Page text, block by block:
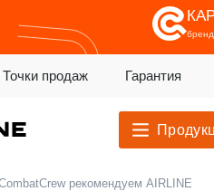
Точки продаж Гарантия
рекомендуем AIRLINE